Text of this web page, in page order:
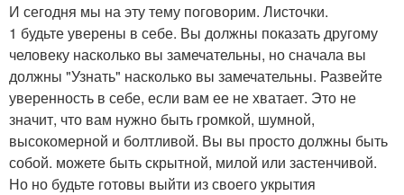
И сегодня мы на эту тему поговорим. Листочки.
1 будьте уверены в себе. Вы должны показать другому
человеку насколько вы замечательны, но сначала вы
должны "Узнать" насколько вы замечательны. Развейте
уверенность в себе, если вам ее не хватает. Это не
значит, что вам нужно быть громкой, шумной,
высокомерной и болтливой. Вы вы просто должны быть
собой. можете быть скрытной, милой или застенчивой.
Но но будьте готовы выйти из своего укрытия